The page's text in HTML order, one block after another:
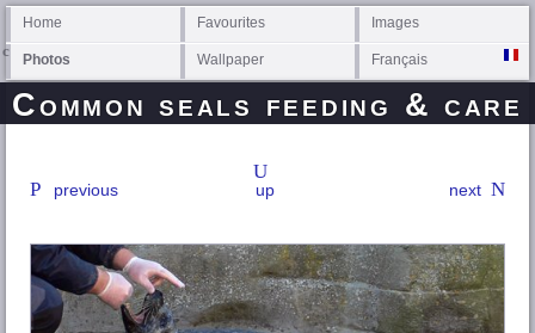
Home Favourites Images
Photos Wallpaper Français
Common seals feeding & care
previous next
up